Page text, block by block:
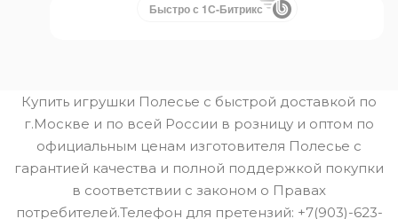
Быстро с 1С-Битрикс
Купить игрушки Полесье с быстрой доставкой по
г.Москве и по всей России в розницу и оптом по
официальным ценам изготовителя Полесье с
гарантией качества и полной поддержкой покупки
в соответствии с законом о Правах
потребителей.Телефон для претензий: +7(903)-623-